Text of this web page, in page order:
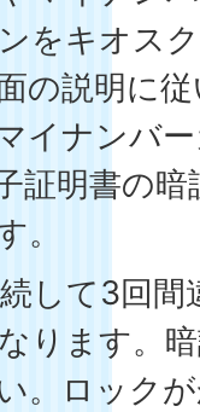
をキオス
の説明に
イナンバ
証明書の
。
して3回
ります。
。ロック